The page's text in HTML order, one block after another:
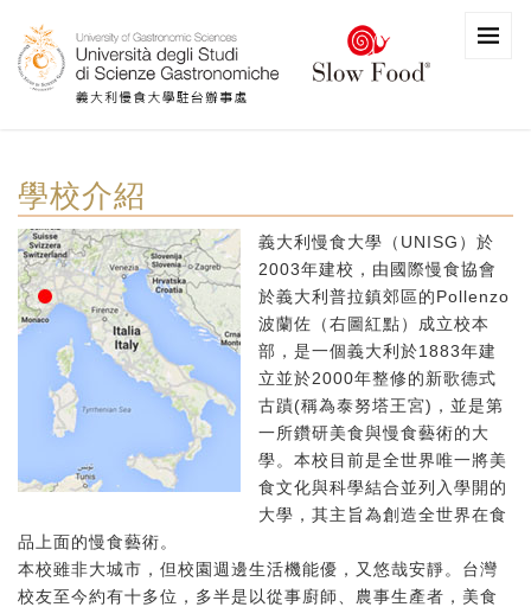
學校介紹
義大利慢食大學（UNISG）於
2003年建校，由國際慢食協會
於義大利普拉鎮郊區的Pollenzo
波蘭佐（右圖紅點）成立校本
部，是一個義大利於1883年建
立並於2000年整修的新歌德式
古蹟(稱為泰努塔王宮)，並是第
一所鑽研美食與慢食藝術的大
學。本校目前是全世界唯一將美
食文化與科學結合並列入學開的
大學，其主旨為創造全世界在食
品上面的慢食藝術。
本校雖非大城市，但校園週邊生活機能優，又悠哉安靜。台灣
校友至今約有十多位，多半是以從事廚師、農事生產者，美食